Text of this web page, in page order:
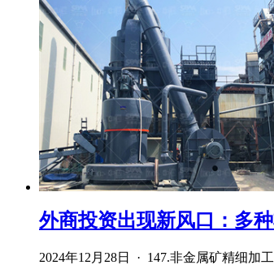
外商投资出现新风口：多
2024年12月28日 · 147.非金属矿精细加